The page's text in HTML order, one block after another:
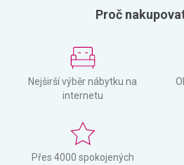
Proč
Nejširší výběr nábytku na
internetu
Přes 4000 spokojených